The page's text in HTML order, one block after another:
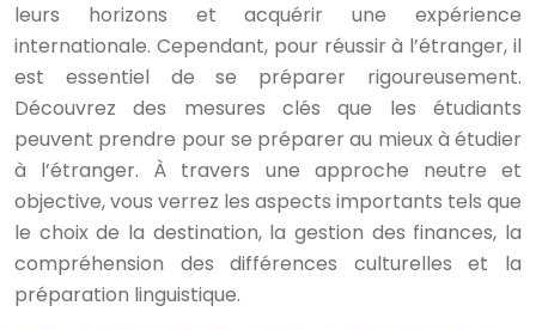
leurs horizons et acquérir une expérience
internationale. Cependant, pour réussir à l’étranger, il
est essentiel de se préparer rigoureusement.
Découvrez des mesures clés que les étudiants
peuvent prendre pour se préparer au mieux à étudier
à l’étranger. À travers une approche neutre et
objective, vous verrez les aspects importants tels que
le choix de la destination, la gestion des finances, la
compréhension des différences culturelles et la
préparation linguistique.